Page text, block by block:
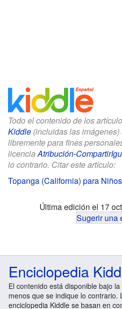
Todo el contenido de los
Kiddle (incluidas las
libremente para fines
licenciaAtribución-
lo contrario. Citar este artículo:
Topanga (California) para Niños
Última edición el 17
Sugerir una
Enciclopedia
El contenido está disponible bajo
menos que se indique lo contrario.
enciclopedia Kiddle se basan en